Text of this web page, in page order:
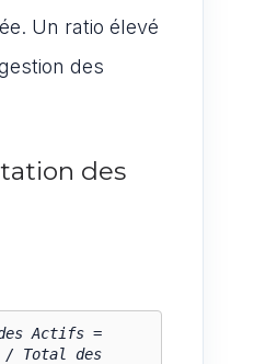
Un ratio élevé
des
des
Actifs =
Total des